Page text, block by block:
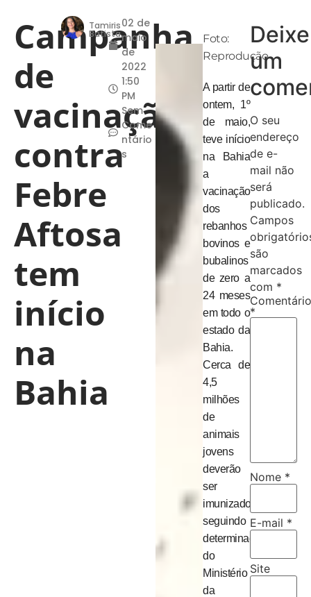
Campanha
de
vacinação
contra
Febre
Aftosa
tem
início
na
Bahia
Tamiris
Batista
02 de
maio
de
2022
1:50
PM
Sem
Come
ntário
s
Foto:
Reprodução
A partir de
ontem, 1º
de maio,
teve início
na Bahia
a
vacinação
dos
rebanhos
bovinos e
bubalinos
de zero a
24 meses
em todo o
estado da
Bahia.
Cerca de
4,5
milhões
de
animais
jovens
deverão
ser
imunizados,
seguindo
determinação
do
Ministério
da
Deixe
um
O seu
endereço
de e-
mail não
será
publicado.
Campos
são
marcados
com *
Comentário
*
Nome *
E-mail *
Site